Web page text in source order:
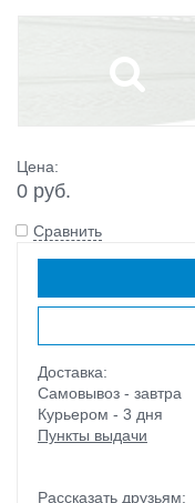
Цена:
0 руб.
Сравнить
Доставка:
Самовывоз - завтра
Курьером - 3 дня
Пункты выдачи
Рассказать друзьям: